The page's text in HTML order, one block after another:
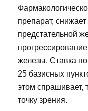
препарат,
предстательной
железы. Ставка
25 базисных
этом спрашивает,
точку зрения.